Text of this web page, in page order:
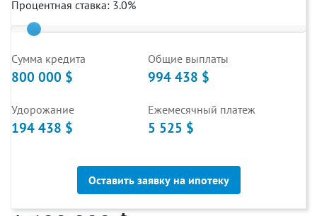
Процентная ставка: 3.0%
Cумма кредита
800 000 $
Общие выплаты
994 438 $
Удорожание
194 438 $
Ежемесячный платеж
5 525 $
Оставить заявку на ипотеку